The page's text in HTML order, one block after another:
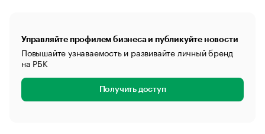
Управляйте профилем бизнеса и публикуйте новости
Повышайте узнаваемость и развивайте личный бренд
на РБК
Получить доступ